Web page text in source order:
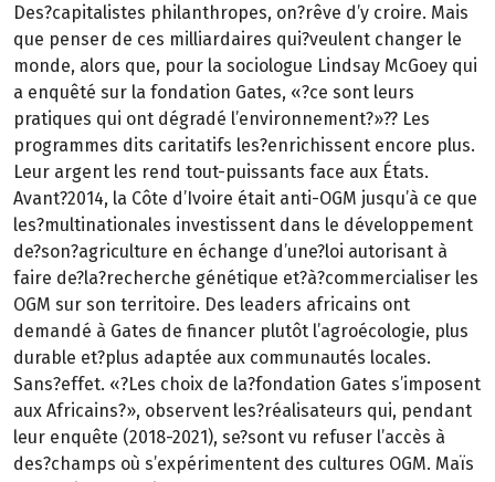
Des?capitalistes philanthropes, on?rêve d’y croire. Mais
que penser de ces milliardaires qui?veulent changer le
monde, alors que, pour la sociologue Lindsay McGoey qui
a enquêté sur la fondation Gates, «?ce sont leurs
pratiques qui ont dégradé l’environnement?»?? Les
programmes dits caritatifs les?enrichissent encore plus.
Leur argent les rend tout-puissants face aux États.
Avant?2014, la Côte d’Ivoire était anti-OGM jusqu’à ce que
les?multinationales investissent dans le développement
de?son?agriculture en échange d’une?loi autorisant à
faire de?la?recherche génétique et?à?commercialiser les
OGM sur son territoire. Des leaders africains ont
demandé à Gates de financer plutôt l’agroécologie, plus
durable et?plus adaptée aux communautés locales.
Sans?effet. «?Les choix de la?fondation Gates s’imposent
aux Africains?», observent les?réalisateurs qui, pendant
leur enquête (2018-2021), se?sont vu refuser l’accès à
des?champs où s’expérimentent des cultures OGM. Maïs